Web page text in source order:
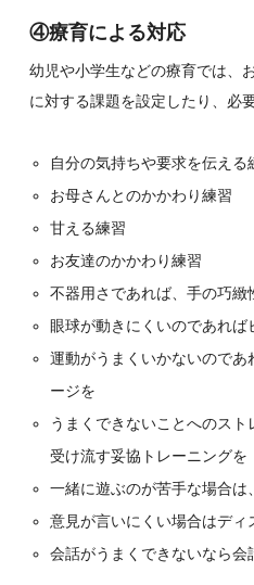
④療育による対応
幼児や小学生などの療育では、
に対する課題を設定したり、必
自分の気持ちや要求を伝える
お母さんとのかかわり練習
甘える練習
お友達のかかわり練習
不器用さであれば、手の巧緻
眼球が動きにくいのであれば
運動がうまくいかないのであ
ージを
うまくできないことへのス
受け流す妥協トレーニングを
一緒に遊ぶのが苦手な場合は
意見が言いにくい場合はディ
会話がうまくできないなら会